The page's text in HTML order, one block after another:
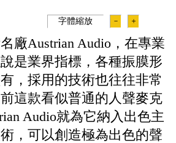
字體縮放 － ＋
廠Austrian Audio，在專業
是業界指標，各種振膜形
，採用的技術也往往非常
這款看似普通的人聲麥克
Audio就為它納入出色主
，可以創造極為出色的聲